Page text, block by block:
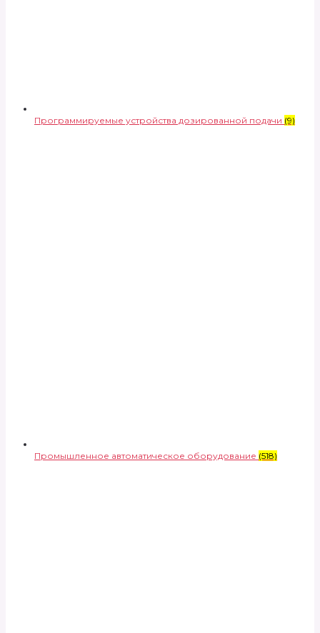
Программируемые устройства дозированной подачи (9)
Промышленное автоматическое оборудование (518)